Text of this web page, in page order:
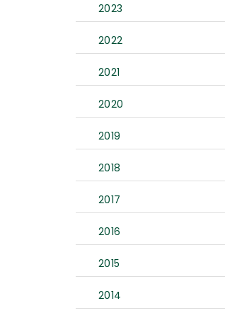
2023
2022
2021
2020
2019
2018
2017
2016
2015
2014